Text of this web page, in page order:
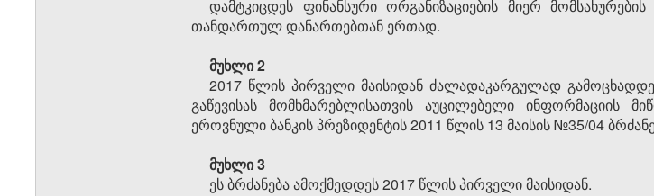
დამტკიცდეს ფინანსური ორგანიზაციების მიერ
თანდართულ დანართებთან ერთად.
მუხლი 2
2017 წლის პირველი მაისიდან ძალადაკარგულად
გაწევისას მომხმარებლისათვის აუცილებელი ინფორმაციის
ეროვნული ბანკის პრეზიდენტის 2011 წლის 13 მაისის №35/04
მუხლი 3
ეს ბრძანება ამოქმედდეს 2017 წლის პირველი მაისიდან.